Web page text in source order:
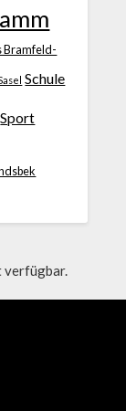
Bramfeld-
Schule
Sport
verfügbar.